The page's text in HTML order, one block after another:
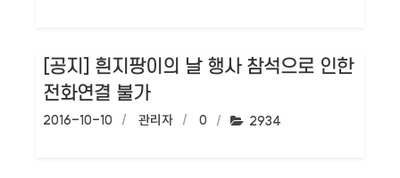
[공지] 흰지팡이의 날 행사 참석으로 인한
전화연결 불가
작성일:
2016-10-10 작성자:
관리자 댓글수:
0 조회수:
2934